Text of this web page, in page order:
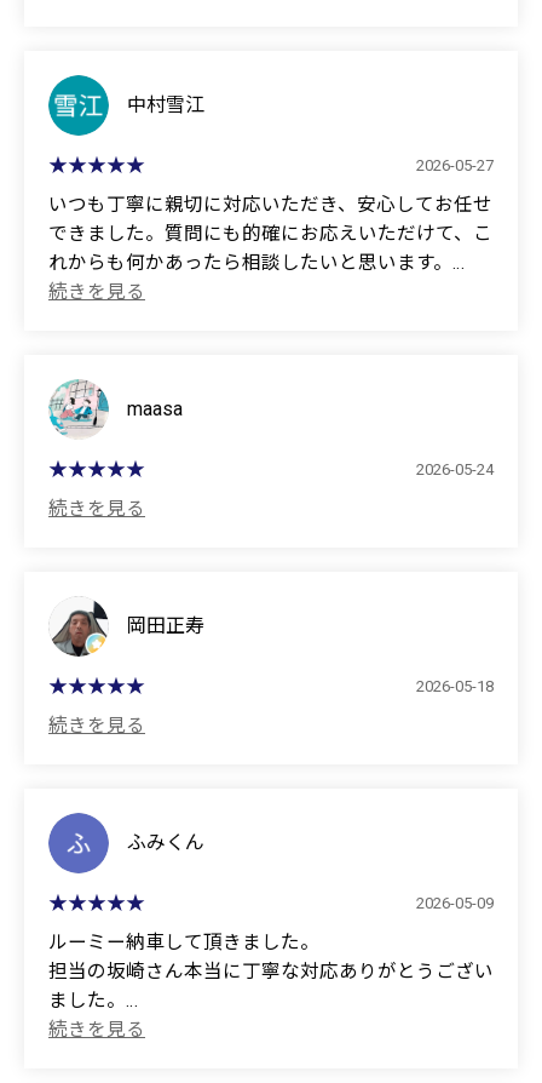
(Translated by Google)
The person I spoke with was excellent.
It took a long time to explain everything, but I
understood everything clearly.
The person I spoke with was a new employee.
😊😊✌️👍
中村雪江
2026-05-27
いつも丁寧に親切に対応いただき、安心してお任せ
できました。質問にも的確にお応えいただけて、こ
れからも何かあったら相談したいと思います。
林喜美子(娘代理入力)
I always felt at ease entrusting my matters to you
because of your consistently polite and kind service.
You answered my questions accurately, and I would
like to consult with you again if anything comes up in
the future.
maasa
2026-05-24
岡田正寿
2026-05-18
ふみくん
2026-05-09
ルーミー納車して頂きました。
担当の坂崎さん本当に丁寧な対応ありがとうござい
ました。
引き続き宜しくお願いします。